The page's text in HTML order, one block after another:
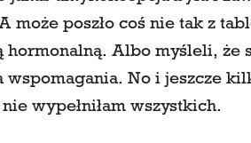
może poszło coś nie tak z
hormonalną. Albo myśleli, że
wspomagania. No i jeszcze
wypełniłam wszystkich.